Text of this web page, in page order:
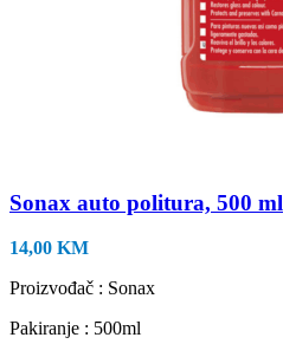
Sonax auto politura, 500 ml
14,00 KM
Proizvođač : Sonax
Pakiranje : 500ml